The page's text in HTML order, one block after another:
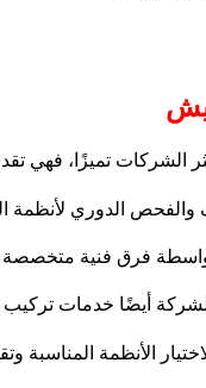
الشركات تميزًا، فهي
الدوري لأنظمة
فرق فنية
الشركة أيضًا خدمات
الأنظمة